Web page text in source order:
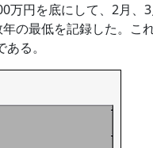
万円を底にして、2月、
の最低を記録した。こ
る。